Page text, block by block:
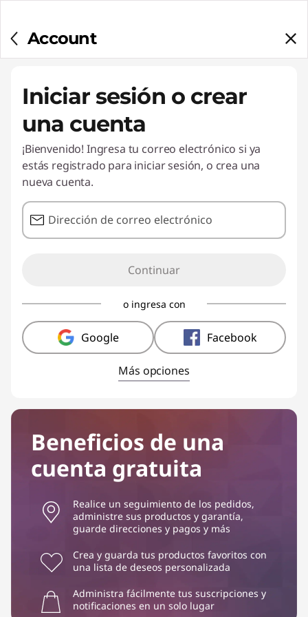
Account
Iniciar sesión o crear
una cuenta
¡Bienvenido! Ingresa tu correo electrónico si ya
estás registrado para iniciar sesión, o crea una
nueva cuenta.
Dirección de correo electrónico
Continuar
o ingresa con
Google Facebook
Más opciones
Beneficios de una
cuenta gratuita
Realice un seguimiento de los pedidos,
administre sus productos y garantía,
guarde direcciones y pagos y más
Crea y guarda tus productos favoritos con
una lista de deseos personalizada
Administra fácilmente tus suscripciones y
notificaciones en un solo lugar